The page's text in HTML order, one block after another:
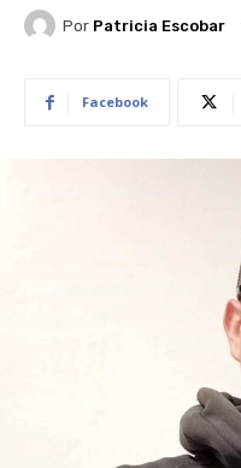
Por Patricia Escobar
Facebook